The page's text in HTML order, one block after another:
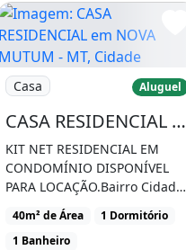
CRECI / MT J:13113
FONE: (65) 9.9275-
CONTATO PELOS
;
Área de serviço
Imagem: CASA
Casa Aluguel
CASA RESIDENCIAL em NOVA MUTUM - MT, Cidade Bela
KIT NET RESIDENCIAL EM
CONDOMÍNIO DISPONÍVEL
PARA LOCAÇÃO.Bairro Cidade
BelaNova Mutum - MT 01 [...]
40m² de Área
1 Dormitório
1 Banheiro